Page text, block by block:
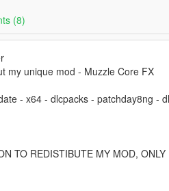
(8)
my unique mod - Muzzle Core FX
- x64 - dlcpacks - patchday8ng -
TO REDISTIBUTE MY MOD,